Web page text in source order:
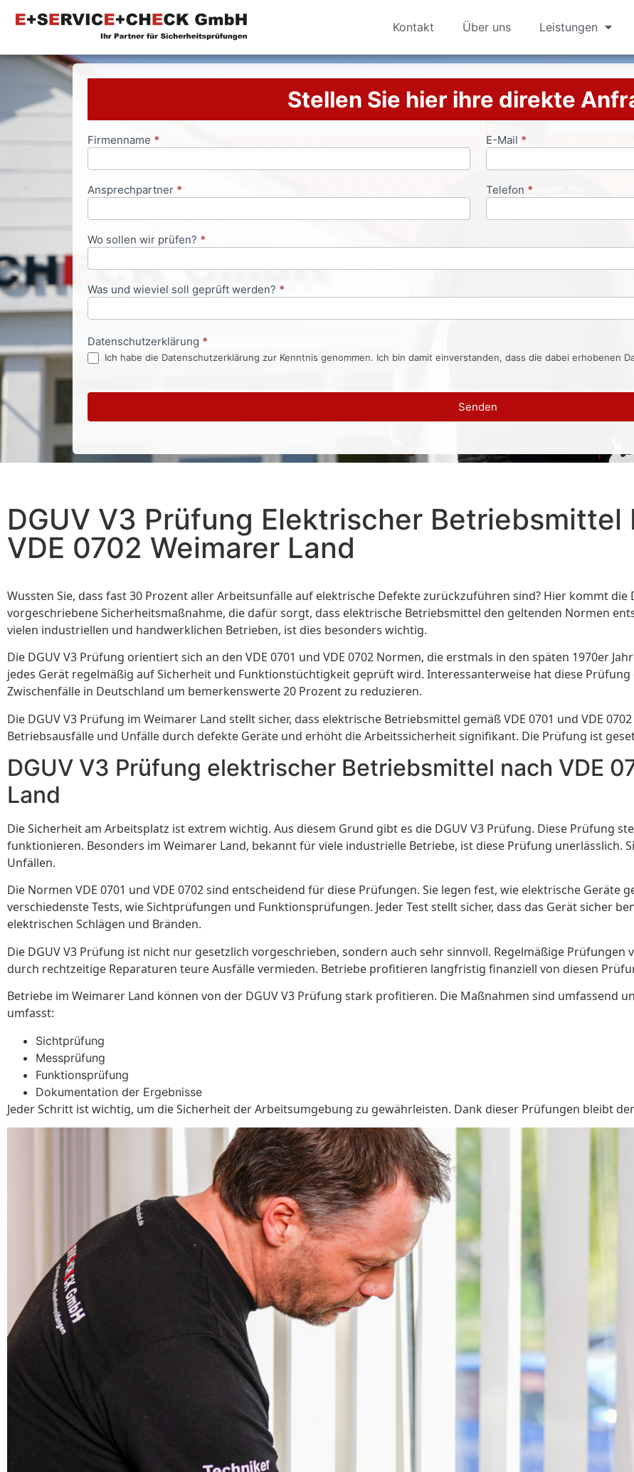
Kontakt Über uns Leistungen
Stellen Sie hier ihre direkte
Anfrageformular
Firmenname * E-Mail *
Ansprechpartner * Telefon *
Wo sollen wir prüfen? *
Was und wieviel soll geprüft werden? *
Datenschutzerklärung *
Ich habe die Datenschutzerklärung zur Kenntnis genommen. Ich bin damit einverstanden, dass die dabei erhobenen
Senden
DGUV V3 Prüfung Elektrischer Betriebsmittel
VDE 0702 Weimarer Land
Wussten Sie, dass fast 30 Prozent aller Arbeitsunfälle auf elektrische Defekte zurückzuführen sind? Hier kommt die
vorgeschriebene Sicherheitsmaßnahme, die dafür sorgt, dass elektrische Betriebsmittel den geltenden Normen
vielen industriellen und handwerklichen Betrieben, ist dies besonders wichtig.
Die DGUV V3 Prüfung orientiert sich an den VDE 0701 und VDE 0702 Normen, die erstmals in den späten 1970er
jedes Gerät regelmäßig auf Sicherheit und Funktionstüchtigkeit geprüft wird. Interessanterweise hat diese
Zwischenfälle in Deutschland um bemerkenswerte 20 Prozent zu reduzieren.
Die DGUV V3 Prüfung im Weimarer Land stellt sicher, dass elektrische Betriebsmittel gemäß VDE 0701 und VDE
Betriebsausfälle und Unfälle durch defekte Geräte und erhöht die Arbeitssicherheit signifikant. Die Prüfung ist
DGUV V3 Prüfung elektrischer Betriebsmittel nach VDE
Land
Die Sicherheit am Arbeitsplatz ist extrem wichtig. Aus diesem Grund gibt es die DGUV V3 Prüfung. Diese Prüfung
funktionieren. Besonders im Weimarer Land, bekannt für viele industrielle Betriebe, ist diese Prüfung unerlässlich.
Unfällen.
Die Normen VDE 0701 und VDE 0702 sind entscheidend für diese Prüfungen. Sie legen fest, wie elektrische Geräte
verschiedenste Tests, wie Sichtprüfungen und Funktionsprüfungen. Jeder Test stellt sicher, dass das Gerät sicher
elektrischen Schlägen und Bränden.
Die DGUV V3 Prüfung ist nicht nur gesetzlich vorgeschrieben, sondern auch sehr sinnvoll. Regelmäßige
durch rechtzeitige Reparaturen teure Ausfälle vermieden. Betriebe profitieren langfristig finanziell von diesen
Betriebe im Weimarer Land können von der DGUV V3 Prüfung stark profitieren. Die Maßnahmen sind umfassend
umfasst:
Sichtprüfung
Messprüfung
Funktionsprüfung
Dokumentation der Ergebnisse
Jeder Schritt ist wichtig, um die Sicherheit der Arbeitsumgebung zu gewährleisten. Dank dieser Prüfungen bleibt